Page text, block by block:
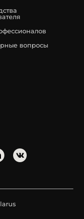
вопросы